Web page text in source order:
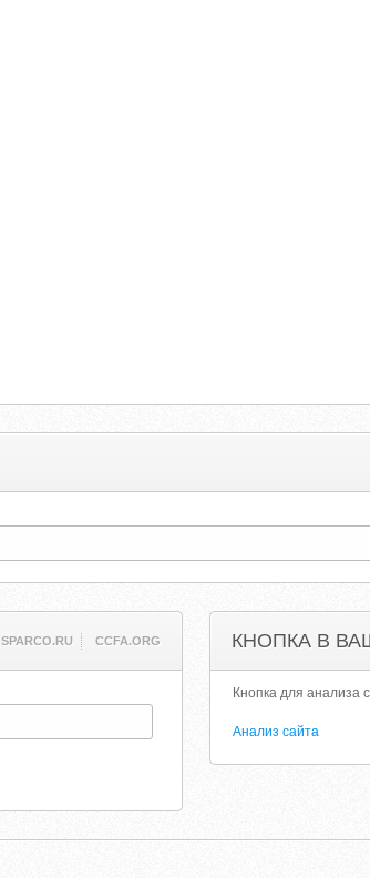
SPARCO.RU CCFA.ORG КНОПКА В
Кнопка для анализа
Анализ сайта